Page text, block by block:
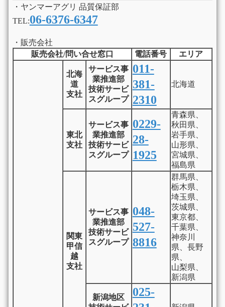
・ヤンマーアグリ 品質保証部
TEL:06-6376-6347
・販売会社
販売会社/問い合せ窓口
電話番号 エリア
北海
道
支社
サービス事
業推進部
技術サービ
スグループ
011-
381-
2310
北海道
東北
支社
サービス事
業推進部
技術サービ
スグループ
0229-
28-
1925
青森県、
秋田県、
岩手県、
山形県、
宮城県、
福島県
関東
甲信
越
支社
サービス事
業推進部
技術サービ
スグループ
048-
527-
8816
群馬県、
栃木県、
埼玉県、
茨城県、
東京都、
千葉県、
神奈川
県、長野
県、
山梨県、
新潟県
新潟地区
025-